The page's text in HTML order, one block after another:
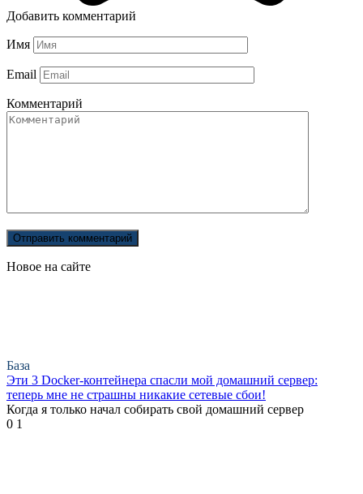
Добавить комментарий
Имя
Email
Комментарий
Новое на сайте
База
Эти 3 Docker-контейнера спасли мой домашний сервер:
теперь мне не страшны никакие сетевые сбои!
Когда я только начал собирать свой домашний сервер
0 1